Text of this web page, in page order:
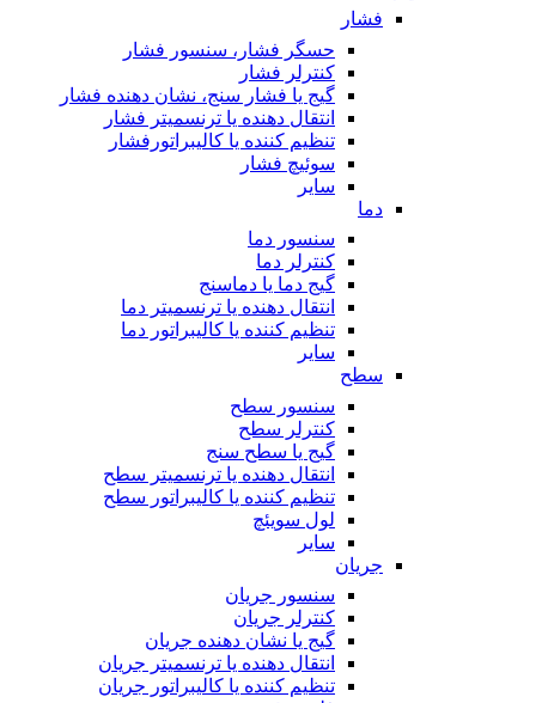
فشار
حسگر فشار، سنسور فشار
کنترلر فشار
گیج یا فشار سنج، نشان دهنده فشار
انتقال دهنده یا ترنسمیتر فشار
تنظیم کننده یا کالیبراتورفشار
سوئیچ فشار
سایر
دما
سنسور دما
کنترلر دما
گیج دما یا دماسنج
انتقال دهنده یا ترنسمیتر دما
تنظیم کننده یا کالیبراتور دما
سایر
سطح
سنسور سطح
کنترلر سطح
گیج یا سطح سنج
انتقال دهنده یا ترنسمیتر سطح
تنظیم کننده یا کالیبراتور سطح
لول سویئچ
سایر
جریان
سنسور جریان
کنترلر جریان
گیج یا نشان دهنده جریان
انتقال دهنده یا ترنسمیتر جریان
تنظیم کننده یا کالیبراتور جریان